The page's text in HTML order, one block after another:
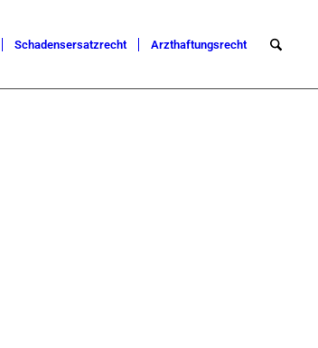
Schadensersatzrecht Arzthaftungsrecht